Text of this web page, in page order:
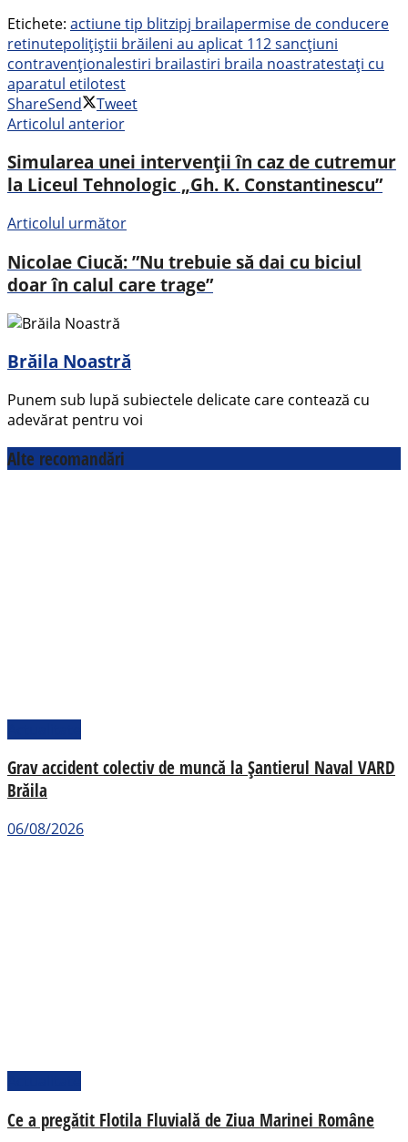
Etichete: actiune tip blitzipj brailapermise de conducere
retinutepolițiștii brăileni au aplicat 112 sancțiuni
contravenționalestiri brailastiri braila noastratestați cu
aparatul etilotest
ShareSend
Tweet
Articolul anterior
Simularea unei intervenții în caz de cutremur
la Liceul Tehnologic „Gh. K. Constantinescu”
Articolul următor
Nicolae Ciucă: ”Nu trebuie să dai cu biciul
doar în calul care trage”
Brăila Noastră
Punem sub lupă subiectele delicate care contează cu
adevărat pentru voi
Alte recomandări
Grav accident colectiv de muncă la Șantierul Naval VARD
Brăila
06/08/2026
Ce a pregătit Flotila Fluvială de Ziua Marinei Române